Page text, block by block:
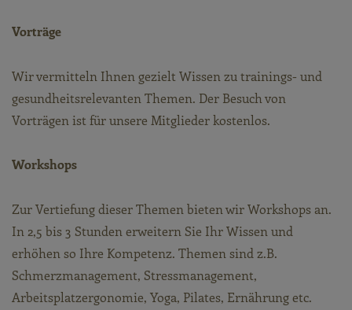
Vorträge
Wir vermitteln Ihnen gezielt Wissen zu trainings- und
gesundheitsrelevanten Themen. Der Besuch von
Vorträgen ist für unsere Mitglieder kostenlos.
Workshops
Zur Vertiefung dieser Themen bieten wir Workshops an.
In 2,5 bis 3 Stunden erweitern Sie Ihr Wissen und
erhöhen so Ihre Kompetenz. Themen sind z.B.
Schmerzmanagement, Stressmanagement,
Arbeitsplatzergonomie, Yoga, Pilates, Ernährung etc.